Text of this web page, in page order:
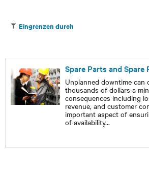
Eingrenzen durch
Spare Parts and Spare
Unplanned downtime can
thousands of dollars a
consequences including
revenue, and customer
important aspect of
of availability...